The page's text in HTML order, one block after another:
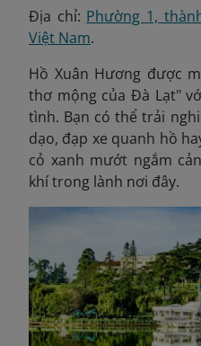
Địa chỉ: Phường 1,
Việt Nam.
Hồ Xuân Hương được
thơ mộng của Đà Lạt"
tình. Bạn có thể trải
dạo, đạp xe quanh hồ
cỏ xanh mướt ngắm
khí trong lành nơi đây.